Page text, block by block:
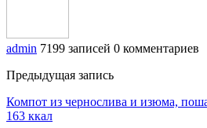
admin 7199 записей 0 комментариев
Предыдущая запись
Компот из чернослива и изюма,
163 ккал